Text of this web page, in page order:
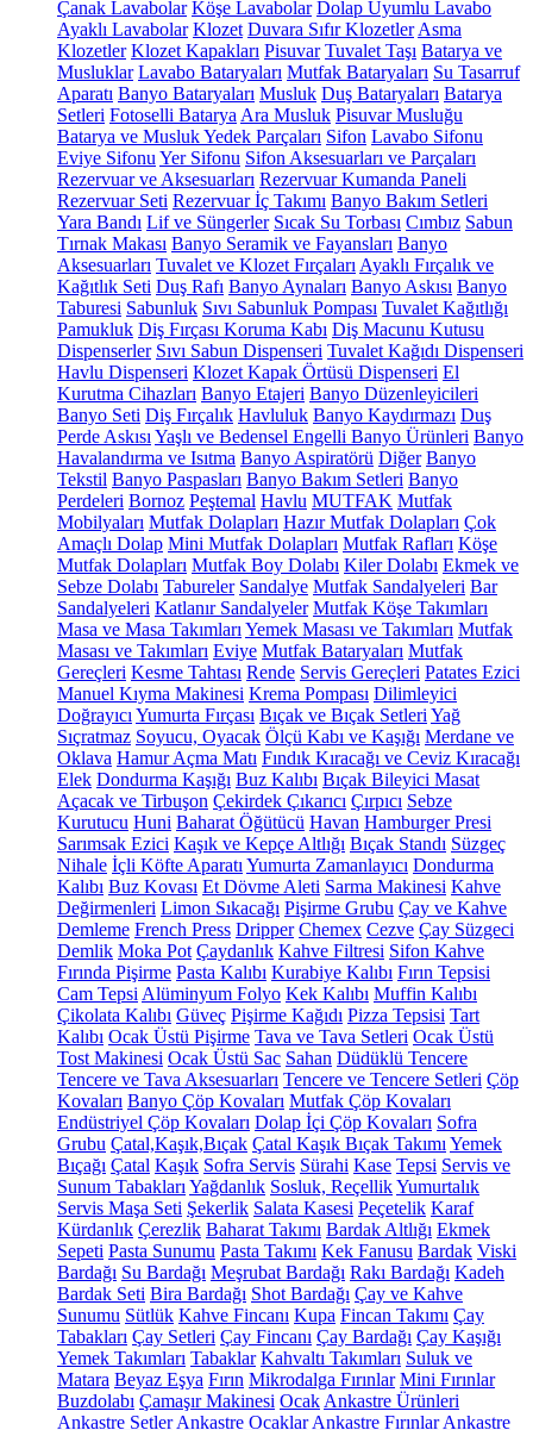
Çanak Lavabolar Köşe Lavabolar Dolap Uyumlu Lavabo
Ayaklı Lavabolar Klozet Duvara Sıfır Klozetler Asma
Klozetler Klozet Kapakları Pisuvar Tuvalet Taşı Batarya ve
Musluklar Lavabo Bataryaları Mutfak Bataryaları Su Tasarruf
Aparatı Banyo Bataryaları Musluk Duş Bataryaları Batarya
Setleri Fotoselli Batarya Ara Musluk Pisuvar Musluğu
Batarya ve Musluk Yedek Parçaları Sifon Lavabo Sifonu
Eviye Sifonu Yer Sifonu Sifon Aksesuarları ve Parçaları
Rezervuar ve Aksesuarları Rezervuar Kumanda Paneli
Rezervuar Seti Rezervuar İç Takımı Banyo Bakım Setleri
Yara Bandı Lif ve Süngerler Sıcak Su Torbası Cımbız Sabun
Tırnak Makası Banyo Seramik ve Fayansları Banyo
Aksesuarları Tuvalet ve Klozet Fırçaları Ayaklı Fırçalık ve
Kağıtlık Seti Duş Rafı Banyo Aynaları Banyo Askısı Banyo
Taburesi Sabunluk Sıvı Sabunluk Pompası Tuvalet Kağıtlığı
Pamukluk Diş Fırçası Koruma Kabı Diş Macunu Kutusu
Dispenserler Sıvı Sabun Dispenseri Tuvalet Kağıdı Dispenseri
Havlu Dispenseri Klozet Kapak Örtüsü Dispenseri El
Kurutma Cihazları Banyo Etajeri Banyo Düzenleyicileri
Banyo Seti Diş Fırçalık Havluluk Banyo Kaydırmazı Duş
Perde Askısı Yaşlı ve Bedensel Engelli Banyo Ürünleri Banyo
Havalandırma ve Isıtma Banyo Aspiratörü Diğer Banyo
Tekstil Banyo Paspasları Banyo Bakım Setleri Banyo
Perdeleri Bornoz Peştemal Havlu MUTFAK Mutfak
Mobilyaları Mutfak Dolapları Hazır Mutfak Dolapları Çok
Amaçlı Dolap Mini Mutfak Dolapları Mutfak Rafları Köşe
Mutfak Dolapları Mutfak Boy Dolabı Kiler Dolabı Ekmek ve
Sebze Dolabı Tabureler Sandalye Mutfak Sandalyeleri Bar
Sandalyeleri Katlanır Sandalyeler Mutfak Köşe Takımları
Masa ve Masa Takımları Yemek Masası ve Takımları Mutfak
Masası ve Takımları Eviye Mutfak Bataryaları Mutfak
Gereçleri Kesme Tahtası Rende Servis Gereçleri Patates Ezici
Manuel Kıyma Makinesi Krema Pompası Dilimleyici
Doğrayıcı Yumurta Fırçası Bıçak ve Bıçak Setleri Yağ
Sıçratmaz Soyucu, Oyacak Ölçü Kabı ve Kaşığı Merdane ve
Oklava Hamur Açma Matı Fındık Kıracağı ve Ceviz Kıracağı
Elek Dondurma Kaşığı Buz Kalıbı Bıçak Bileyici Masat
Açacak ve Tirbuşon Çekirdek Çıkarıcı Çırpıcı Sebze
Kurutucu Huni Baharat Öğütücü Havan Hamburger Presi
Sarımsak Ezici Kaşık ve Kepçe Altlığı Bıçak Standı Süzgeç
Nihale İçli Köfte Aparatı Yumurta Zamanlayıcı Dondurma
Kalıbı Buz Kovası Et Dövme Aleti Sarma Makinesi Kahve
Değirmenleri Limon Sıkacağı Pişirme Grubu Çay ve Kahve
Demleme French Press Dripper Chemex Cezve Çay Süzgeci
Demlik Moka Pot Çaydanlık Kahve Filtresi Sifon Kahve
Fırında Pişirme Pasta Kalıbı Kurabiye Kalıbı Fırın Tepsisi
Cam Tepsi Alüminyum Folyo Kek Kalıbı Muffin Kalıbı
Çikolata Kalıbı Güveç Pişirme Kağıdı Pizza Tepsisi Tart
Kalıbı Ocak Üstü Pişirme Tava ve Tava Setleri Ocak Üstü
Tost Makinesi Ocak Üstü Sac Sahan Düdüklü Tencere
Tencere ve Tava Aksesuarları Tencere ve Tencere Setleri Çöp
Kovaları Banyo Çöp Kovaları Mutfak Çöp Kovaları
Endüstriyel Çöp Kovaları Dolap İçi Çöp Kovaları Sofra
Grubu Çatal,Kaşık,Bıçak Çatal Kaşık Bıçak Takımı Yemek
Bıçağı Çatal Kaşık Sofra Servis Sürahi Kase Tepsi Servis ve
Sunum Tabakları Yağdanlık Sosluk, ReçellikYumurtalık
Servis Maşa Seti Şekerlik Salata Kasesi Peçetelik Karaf
Kürdanlık Çerezlik Baharat Takımı Bardak Altlığı Ekmek
Sepeti Pasta Sunumu Pasta Takımı Kek Fanusu Bardak Viski
Bardağı Su Bardağı Meşrubat Bardağı Rakı Bardağı Kadeh
Bardak Seti Bira Bardağı Shot Bardağı Çay ve Kahve
Sunumu Sütlük Kahve Fincanı Kupa Fincan Takımı Çay
Tabakları Çay Setleri Çay Fincanı Çay Bardağı Çay Kaşığı
Yemek Takımları Tabaklar Kahvaltı Takımları Suluk ve
Matara Beyaz Eşya Fırın Mikrodalga Fırınlar Mini Fırınlar
Buzdolabı Çamaşır Makinesi Ocak Ankastre Ürünleri
Ankastre Setler Ankastre Ocaklar Ankastre Fırınlar Ankastre